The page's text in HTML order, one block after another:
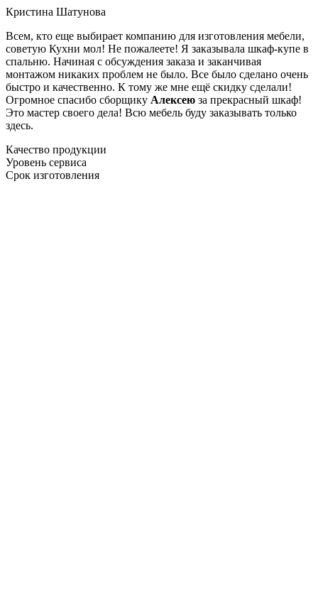
Кристина Шатунова
Всем, кто еще выбирает компанию для изготовления мебели,
советую Кухни мол! Не пожалеете! Я заказывала шкаф-купе в
спальню. Начиная с обсуждения заказа и заканчивая
монтажом никаких проблем не было. Все было сделано очень
быстро и качественно. К тому же мне ещё скидку сделали!
Огромное спасибо сборщику Алексею за прекрасный шкаф!
Это мастер своего дела! Всю мебель буду заказывать только
здесь.
Качество продукции
Уровень сервиса
Срок изготовления